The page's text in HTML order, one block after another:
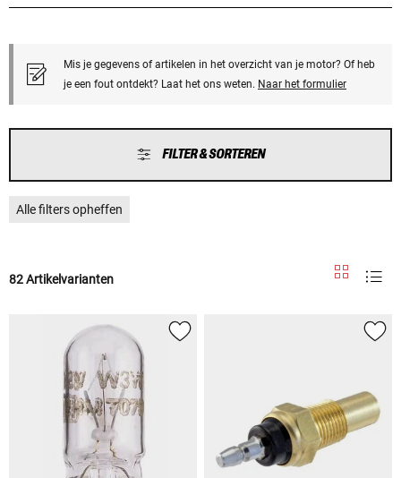
Mis je gegevens of artikelen in het overzicht van je motor? Of heb
je een fout ontdekt? Laat het ons weten. Naar het formulier
FILTER & SORTEREN
Alle filters opheffen
82 Artikelvarianten